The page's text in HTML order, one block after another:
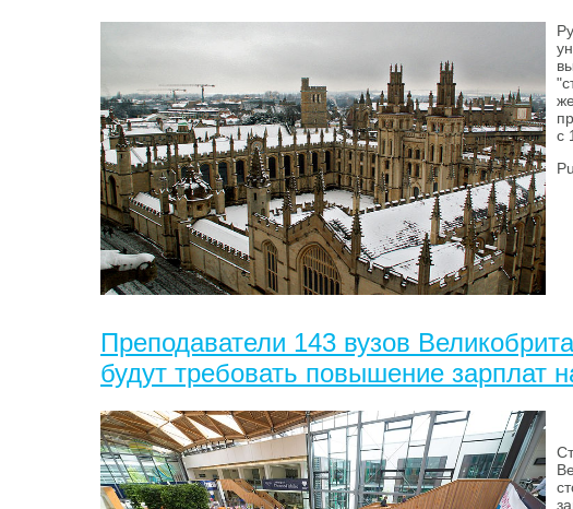
с
Преподаватели 143 вузов
будут требовать повышение зарплат